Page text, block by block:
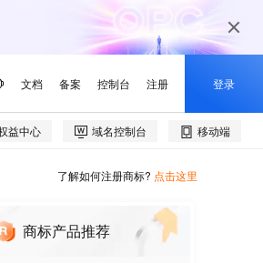
了解如何注册商标? 点击这里
商标产品推荐